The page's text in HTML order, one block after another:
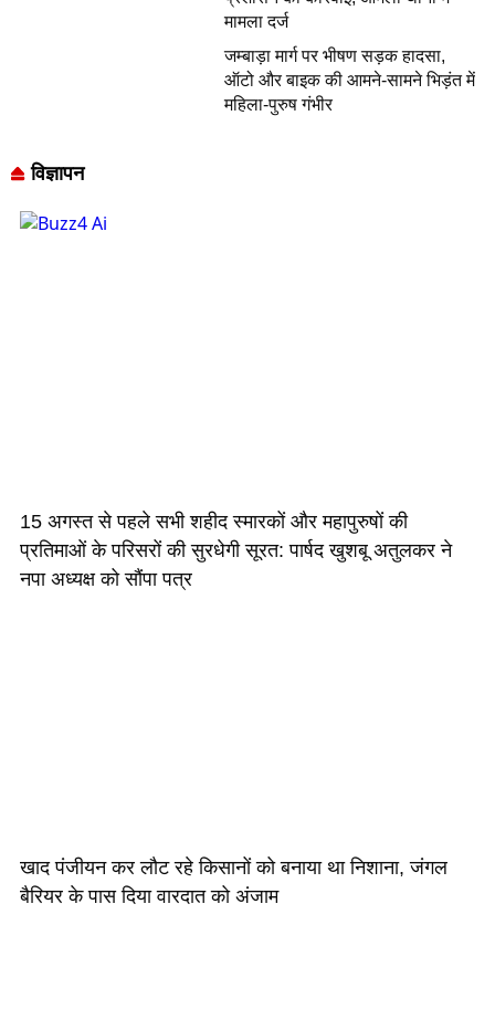
मामला दर्ज
जम्बाड़ा मार्ग पर भीषण सड़क हादसा,
ऑटो और बाइक की आमने-सामने भिड़ंत में
महिला-पुरुष गंभीर
विज्ञापन
15 अगस्त से पहले सभी शहीद स्मारकों और महापुरुषों की
प्रतिमाओं के परिसरों की सुरधेगी सूरत: पार्षद खुशबू अतुलकर ने
नपा अध्यक्ष को सौंपा पत्र
खाद पंजीयन कर लौट रहे किसानों को बनाया था निशाना, जंगल
बैरियर के पास दिया वारदात को अंजाम